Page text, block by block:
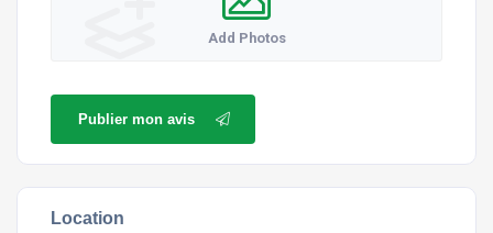
Add Photos
Publier mon avis
Location